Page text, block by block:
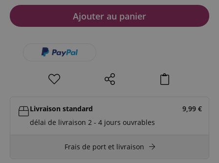
Ajouter au panier
Livraison standard 9,99 €
délai de livraison 2 - 4 jours ouvrables
Frais de port et livraison